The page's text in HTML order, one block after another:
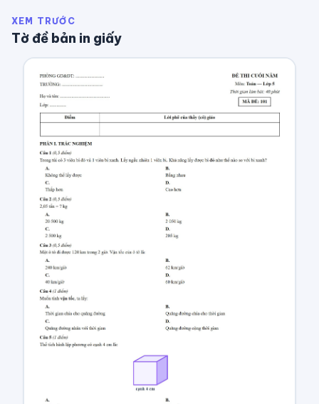
XEM TRƯỚC
Tờ đề bản in giấy